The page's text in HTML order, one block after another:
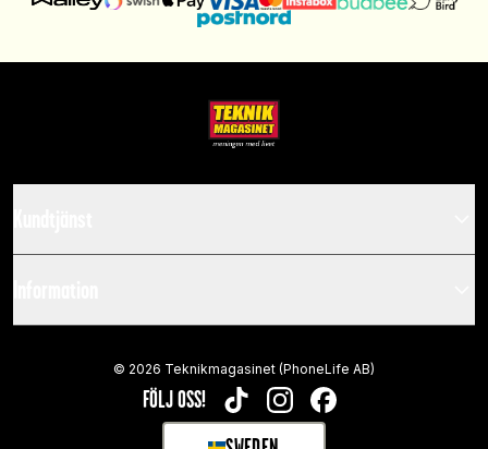
FÖLJ OSS! TIKTOKINSTAGRAMFACEBOOK
© 2026 Teknikmagasinet (PhoneLife AB)